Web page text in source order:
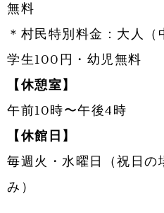
無料
＊村民特別料金：大人
学生100円・幼児無料
【休憩室】
午前10時〜午後4時
【休館日】
毎週火・水曜日（祝日の
み）